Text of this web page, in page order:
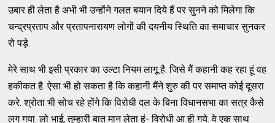
उबार ही लेता है अभी भी उन्होंने गलत बयान दिये हैं पर सुनने को मिलेगा कि
चन्द्रप्रताप और प्रतापनारायण लोगों की दयनीय स्थिति का समाचार सुनकर
रो पड़े.
मेरे साथ भी इसी प्रकार का उल्टा नियम लागू है. जिसे मैं कहानी कह रहा हूं वह
हकीकत है. ऐसा भी हो सकता है कि कहानी मैंने शुरु की पर समाप्त कोई दूसरा
करे. श्रोता भी सोच रहे होंगे कि विरोधी दल के बिना विधानसभा का सत्र कैसे
लग गया. लो भाई, तुम्हारी बात मान लेता हूं- विरोधी आ ही गये. वे एक साथ